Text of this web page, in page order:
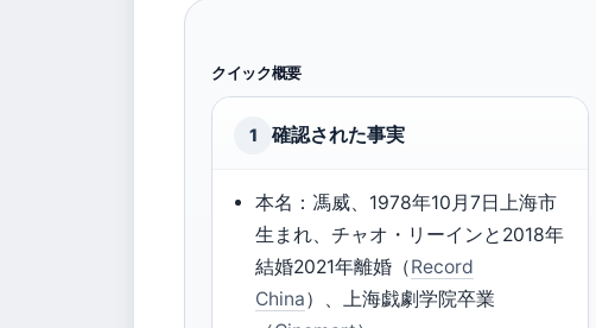
クイック概要
1 確認された事実
本名：馮威、1978年10月7日上海市
生まれ、チャオ・リーインと2018年
結婚2021年離婚（Record
China）、上海戯劇学院卒業